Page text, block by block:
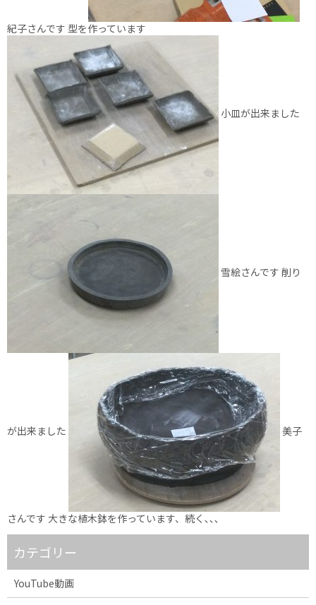
紀子さんです 型を作っています
小皿が出来ました
雪絵さんです 削り
が出来ました 美子
さんです 大きな植木鉢を作っています、続く､､､
カテゴリー
YouTube動画